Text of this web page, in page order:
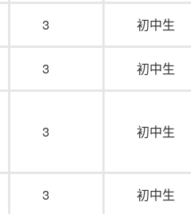
3 初中生
3 初中生
3 初中生
3 初中生